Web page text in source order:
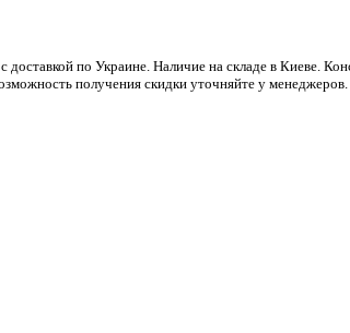
по Украине. Наличие на складе в Киеве.
получения скидки уточняйте у менеджеров.